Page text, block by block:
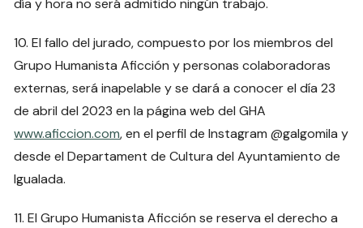
10. El fallo del jurado, compuesto por los miembros del
Grupo Humanista Aficción y personas colaboradoras
externas, será inapelable y se dará a conocer el día 23
de abril del 2023 en la página web del GHA
www.aficcion.com, en el perfil de Instagram @galgomila y
desde el Departament de Cultura del Ayuntamiento de
Igualada.
11. El Grupo Humanista Aficción se reserva el derecho a